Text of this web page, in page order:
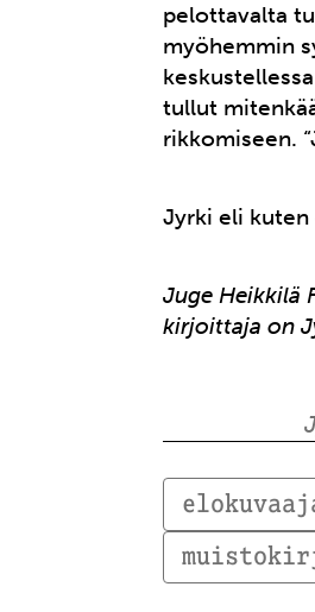
pelottavalta
myöhemmin
tullut
rikkomiseen.
Jyrki eli
Juge Heikkilä
kirjoittaja on